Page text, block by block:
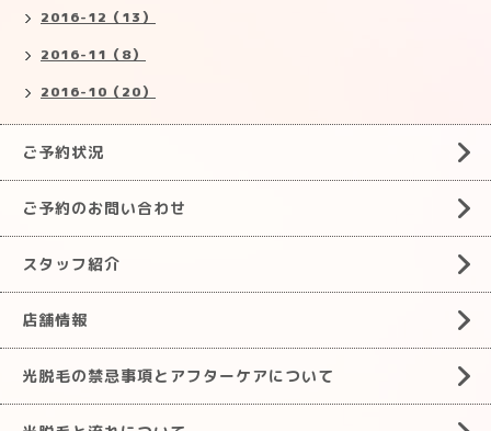
2016-12（13）
2016-11（8）
2016-10（20）
ご予約状況
ご予約のお問い合わせ
スタッフ紹介
店舗情報
光脱毛の禁忌事項とアフターケアについて